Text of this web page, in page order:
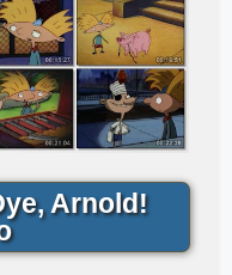
Arnold!